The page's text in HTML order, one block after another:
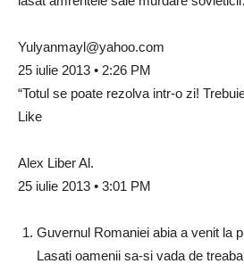
Yulyanmayl@yahoo.com
25 iulie 2013 • 2:26 PM
“Totul se poate rezolva intr-o zi!
Like
Alex Liber Al.
25 iulie 2013 • 3:01 PM
Guvernul Romaniei abia a venit la
Lasati oamenii sa-si vada de